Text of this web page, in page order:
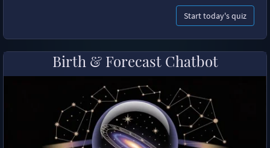
Start today's quiz
Birth & Forecast Chatbot